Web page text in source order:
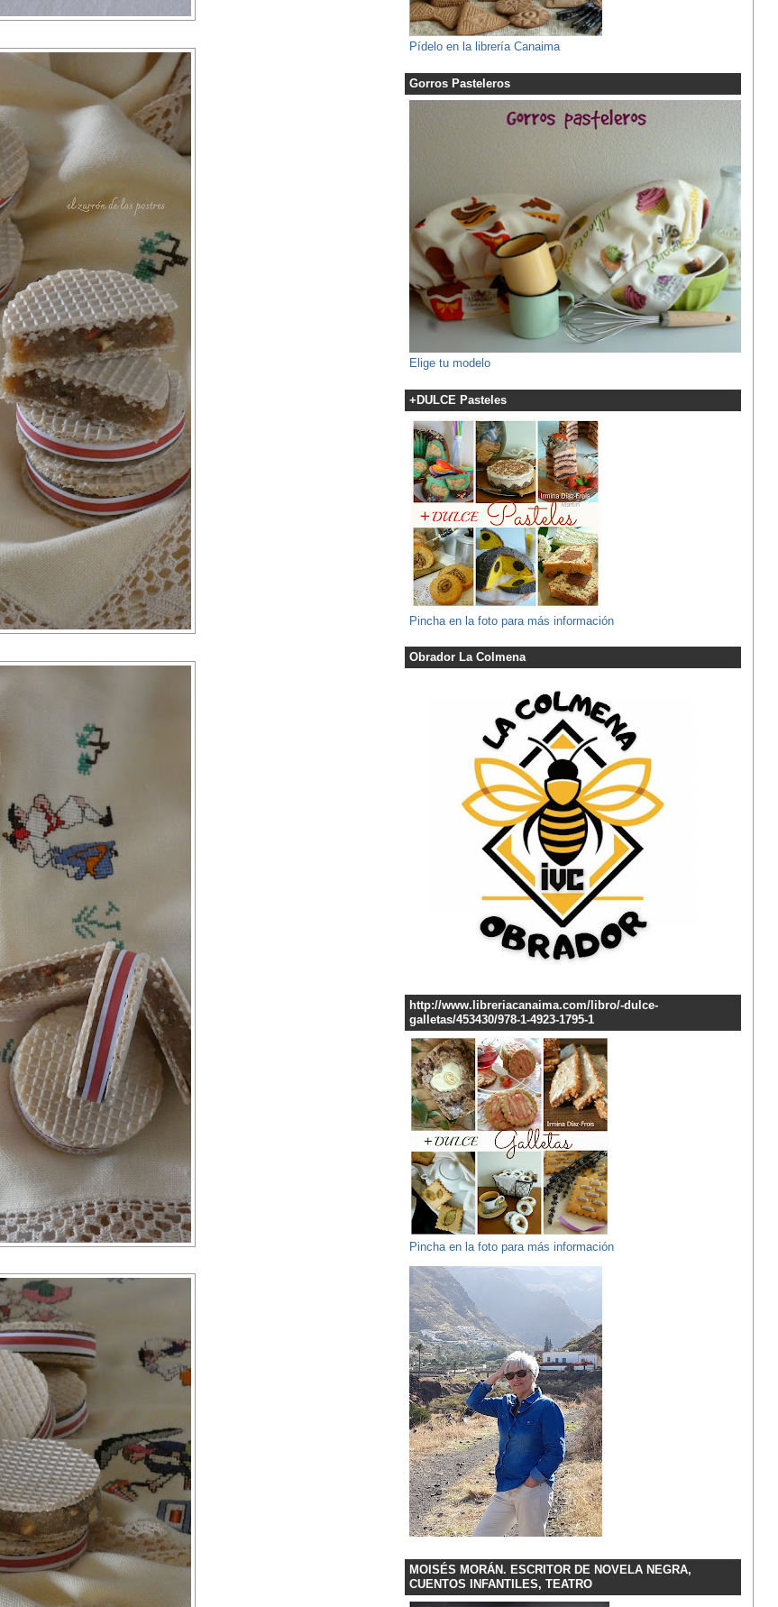
Pídelo en la librería Canaima
Gorros Pasteleros
Elige tu modelo
+DULCE Pasteles
Pincha en la foto para más información
Obrador La Colmena
http://www.libreriacanaima.com/libro/-dulce-
galletas/453430/978-1-4923-1795-1
Pincha en la foto para más información
MOISÉS MORÁN. ESCRITOR DE NOVELA NEGRA,
CUENTOS INFANTILES, TEATRO